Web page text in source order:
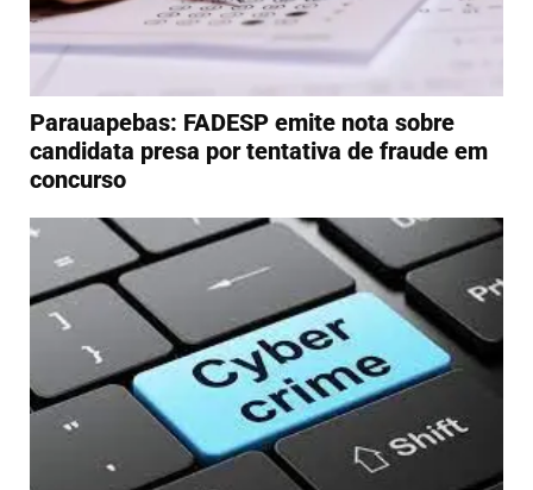
Parauapebas: FADESP emite nota sobre
candidata presa por tentativa de fraude em
concurso